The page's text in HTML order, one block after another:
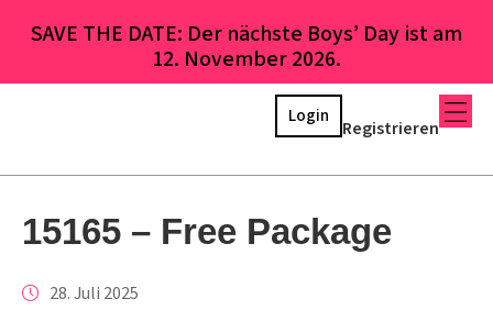
SAVE THE DATE: Der nächste Boys’ Day ist am
12. November 2026.
Registrieren
Login
15165 – Free Package
28. Juli 2025